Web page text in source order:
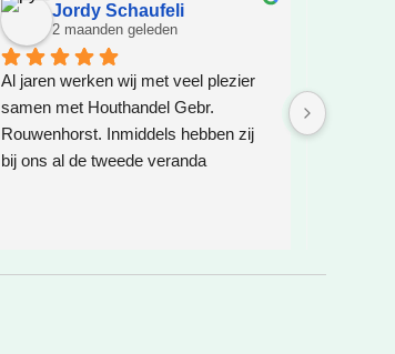
Jordy Schaufeli
2 maanden geleden
Al jaren werken wij met veel plezier
samen met Houthandel Gebr.
Rouwenhorst. Inmiddels hebben zij
bij ons al de tweede veranda
mee.